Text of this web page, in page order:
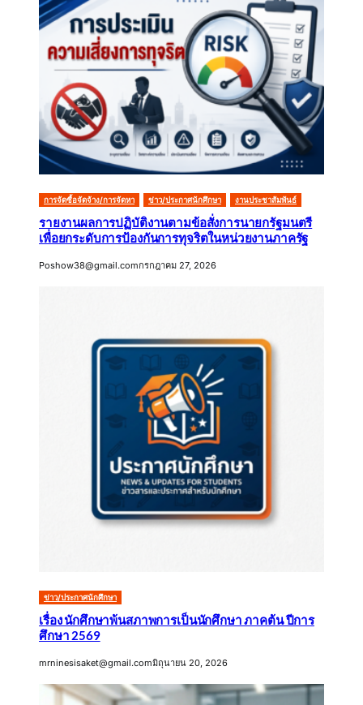
การจัดซื้อจัดจ้าง/การจัดหา ข่าว/ประกาศนักศึกษา งานประชาสัมพันธ์
รายงานผลการปฏิบัติงานตามข้อสั่งการนายกรัฐมนตรี
เพื่อยกระดับการป้องกันการทุจริตในหน่วยงานภาครัฐ
Poshow38@gmail.comกรกฎาคม 27, 2026
ข่าว/ประกาศนักศึกษา
เรื่อง นักศึกษาพ้นสภาพการเป็นนักศึกษา ภาคต้น ปีการ
ศึกษา 2569
mrninesisaket@gmail.comมิถุนายน 20, 2026